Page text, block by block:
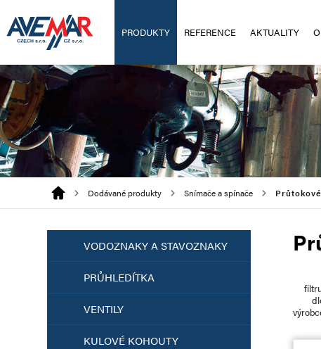
PRODUKTY REFERENCE AKTUALITY
Dodávané produkty Snímače a spínače
VODOZNAKY A STAVOZNAKY
PRŮHLEDÍTKA
VENTILY
KULOVÉ KOHOUTY